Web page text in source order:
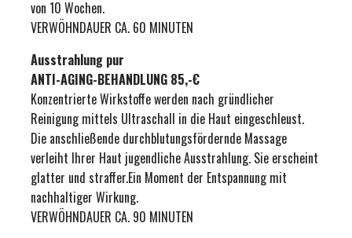
von 10 Wochen.
VERWÖHNDAUER CA. 60 MINUTEN
Ausstrahlung pur
ANTI-AGING-BEHANDLUNG 85,-€
Konzentrierte Wirkstoffe werden nach gründlicher
Reinigung mittels Ultraschall in die Haut eingeschleust.
Die anschließende durchblutungsfördernde Massage
verleiht Ihrer Haut jugendliche Ausstrahlung. Sie erscheint
glatter und straffer.Ein Moment der Entspannung mit
nachhaltiger Wirkung.
VERWÖHNDAUER CA. 90 MINUTEN